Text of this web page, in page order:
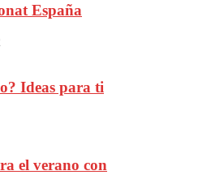
España
Ideas para ti
el verano con